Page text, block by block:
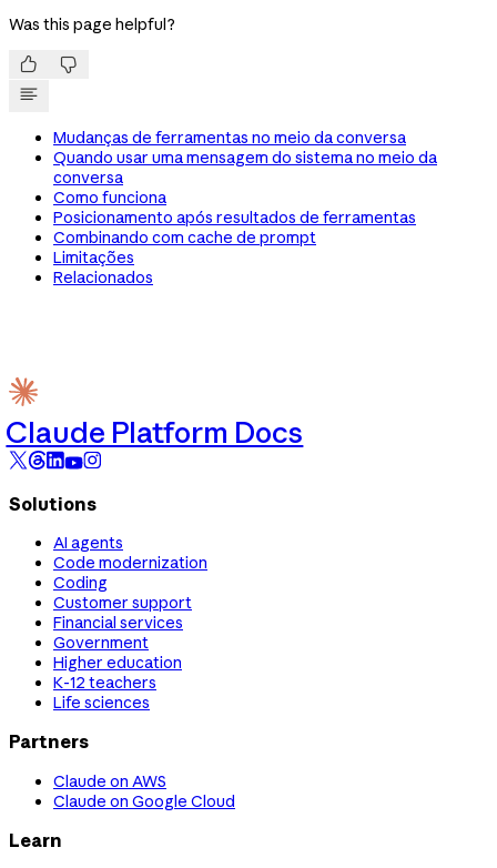
Was this page helpful?
 
Mudanças de ferramentas no meio da conversa
Quando usar uma mensagem do sistema no meio da
conversa
Como funciona
Posicionamento após resultados de ferramentas
Combinando com cache de prompt
Limitações
Relacionados
Claude Platform Docs
Solutions
AI agents
Code modernization
Coding
Customer support
Financial services
Government
Higher education
K-12 teachers
Life sciences
Partners
Claude on AWS
Claude on Google Cloud
Learn